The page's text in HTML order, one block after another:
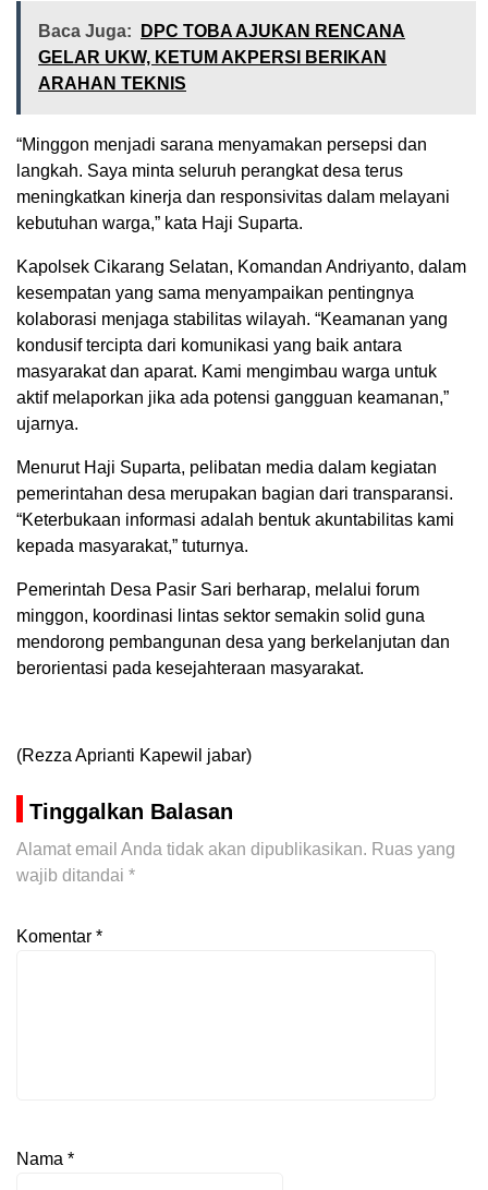
Baca Juga:
DPC TOBA AJUKAN RENCANA
GELAR UKW, KETUM AKPERSI BERIKAN
ARAHAN TEKNIS
“Minggon menjadi sarana menyamakan persepsi dan
langkah. Saya minta seluruh perangkat desa terus
meningkatkan kinerja dan responsivitas dalam melayani
kebutuhan warga,” kata Haji Suparta.
Kapolsek Cikarang Selatan, Komandan Andriyanto, dalam
kesempatan yang sama menyampaikan pentingnya
kolaborasi menjaga stabilitas wilayah. “Keamanan yang
kondusif tercipta dari komunikasi yang baik antara
masyarakat dan aparat. Kami mengimbau warga untuk
aktif melaporkan jika ada potensi gangguan keamanan,”
ujarnya.
Menurut Haji Suparta, pelibatan media dalam kegiatan
pemerintahan desa merupakan bagian dari transparansi.
“Keterbukaan informasi adalah bentuk akuntabilitas kami
kepada masyarakat,” tuturnya.
Pemerintah Desa Pasir Sari berharap, melalui forum
minggon, koordinasi lintas sektor semakin solid guna
mendorong pembangunan desa yang berkelanjutan dan
berorientasi pada kesejahteraan masyarakat.
(Rezza Aprianti Kapewil jabar)
Tinggalkan Balasan
Alamat email Anda tidak akan dipublikasikan. Ruas yang
wajib ditandai *
Komentar *
Nama *